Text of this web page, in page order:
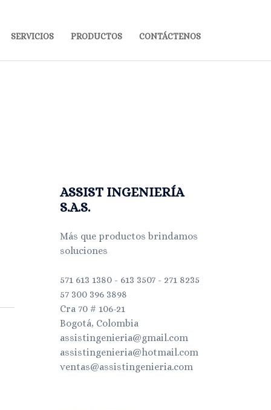
SERVICIOS PRODUCTOS CONTÁCTENOS
ASSIST INGENIERÍA
S.A.S.
Más que productos brindamos
soluciones
571 613 1380 - 613 3507 - 271 8235
57 300 396 3898
Cra 70 # 106-21
Bogotá, Colombia
assistingenieria@gmail.com
assistingenieria@hotmail.com
ventas@assistingenieria.com